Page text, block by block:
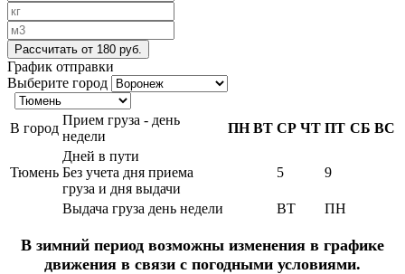
Рассчитать от 180 руб.
График отправки
Выберите город
В город
Прием груза - день
недели
ПН ВТ СР ЧТ ПТ СБ ВС
Тюмень
Дней в пути
Без учета дня приема
груза и дня выдачи
5 9
Выдача груза день недели ВТ ПН
В зимний период возможны изменения в графике
движения в связи с погодными условиями.